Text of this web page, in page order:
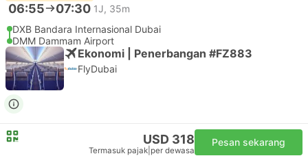
06:55 07:30 1J, 35m
DXB Bandara Internasional Dubai
DMM Dammam Airport
Ekonomi | Penerbangan #FZ883
FlyDubai
USD 318
Termasuk pajak per dewasa
Pesan sekarang